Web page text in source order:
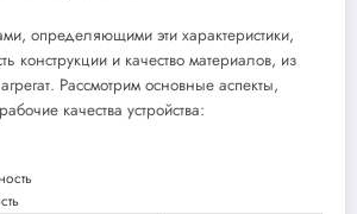
определяющими эти характеристики,
конструкции и качество материалов, из
Рассмотрим основные аспекты,
качества устройства: